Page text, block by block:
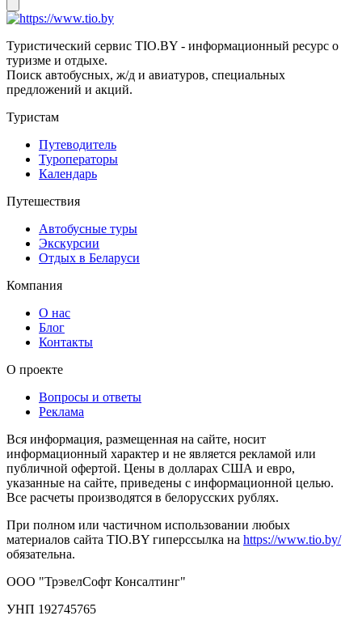
Туристический сервис TIO.BY - информационный ресурс о
туризме и отдыхе.
Поиск автобусных, ж/д и авиатуров, специальных
предложений и акций.
Туристам
Путеводитель
Туроператоры
Календарь
Путешествия
Автобусные туры
Экскурсии
Отдых в Беларуси
Компания
О нас
Блог
Контакты
О проекте
Вопросы и ответы
Реклама
Вся информация, размещенная на сайте, носит
информационный характер и не является рекламой или
публичной офертой. Цены в долларах США и евро,
указанные на сайте, приведены с информационной целью.
Все расчеты производятся в белорусских рублях.
При полном или частичном использовании любых
материалов сайта TIO.BY гиперссылка на https://www.tio.by/
обязательна.
ООО "ТрэвелСофт Консалтинг"
УНП 192745765